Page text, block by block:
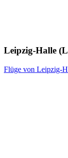
Leipzig-Halle
Flüge von Leipzig-